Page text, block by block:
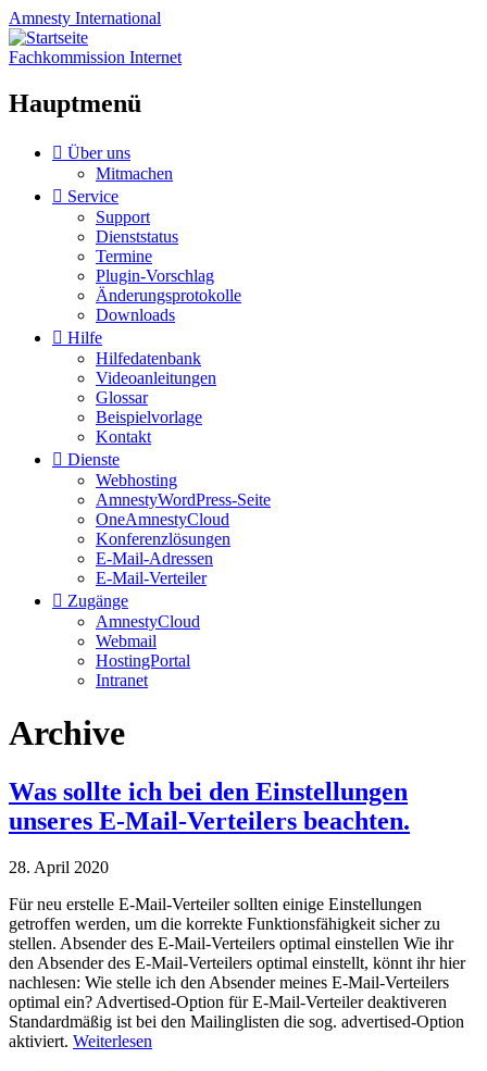
Amnesty International
Fachkommission Internet
Hauptmenü
Zum
springen
Über uns
Mitmachen
Service
Support
Dienststatus
Termine
Plugin-Vorschlag
Änderungsprotokolle
Downloads
Hilfe
Hilfedatenbank
Videoanleitungen
Glossar
Beispielvorlage
Kontakt
Dienste
Webhosting
AmnestyWordPress-Seite
OneAmnestyCloud
Konferenzlösungen
E-Mail-Adressen
E-Mail-Verteiler
Zugänge
AmnestyCloud
Webmail
HostingPortal
Intranet
Archive
Was sollte ich bei den Einstellungen
unseres E-Mail-Verteilers beachten.
28. April 2020
Für neu erstelle E-Mail-Verteiler sollten einige Einstellungen
getroffen werden, um die korrekte Funktionsfähigkeit sicher zu
stellen. Absender des E-Mail-Verteilers optimal einstellen Wie ihr
den Absender des E-Mail-Verteilers optimal einstellt, könnt ihr hier
nachlesen: Wie stelle ich den Absender meines E-Mail-Verteilers
optimal ein? Advertised-Option für E-Mail-Verteiler deaktiveren
Standardmäßig ist bei den Mailinglisten die sog. advertised-Option
aktiviert. Weiterlesen